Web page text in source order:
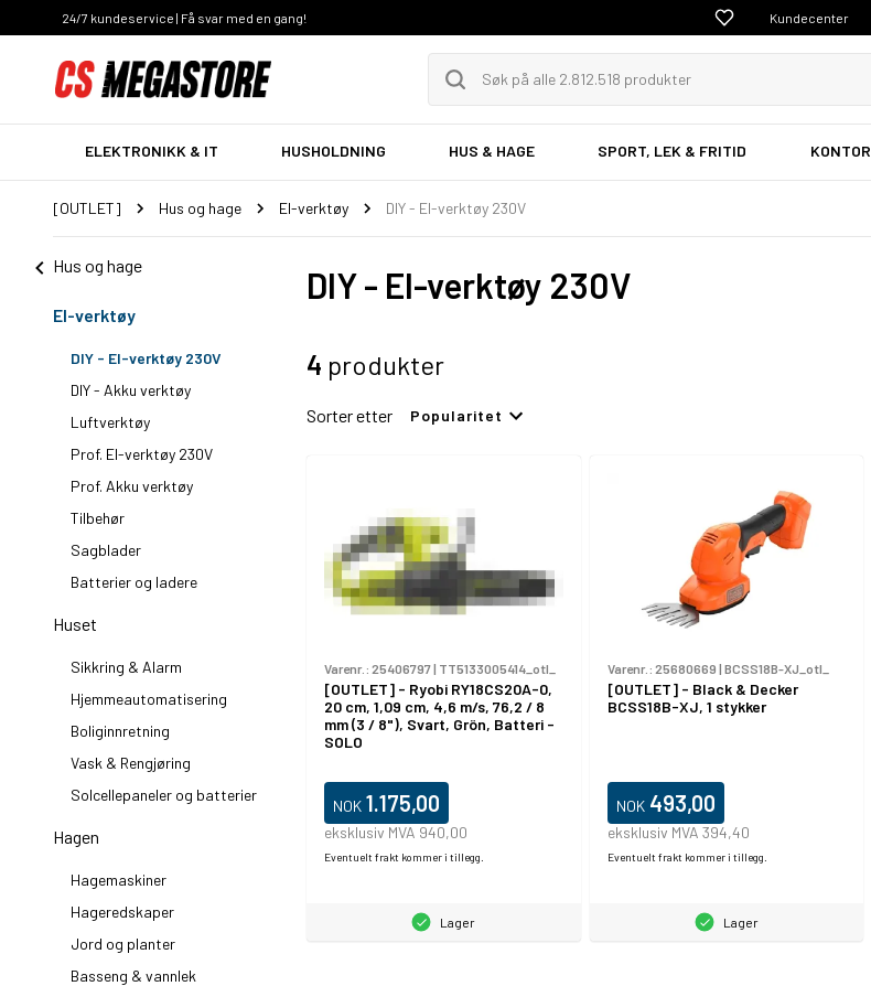
24/7 kundeservice | Få svar med en gang! Kundecenter
ELEKTRONIKK & IT HUSHOLDNING HUS & HAGE SPORT, LEK & FRITID KONTOR
[OUTLET] Hus og hage El-verktøy DIY - El-verktøy 230V
Hus og hage
El-verktøy
DIY - El-verktøy 230V
DIY - Akku verktøy
Luftverktøy
Prof. El-verktøy 230V
Prof. Akku verktøy
Tilbehør
Sagblader
Batterier og ladere
Huset
Sikkring & Alarm
Hjemmeautomatisering
Boliginnretning
Vask & Rengjøring
Solcellepaneler og batterier
Hagen
Hagemaskiner
Hageredskaper
Jord og planter
Basseng & vannlek
DIY - El-verktøy 230V
4 produkter
Sorter etter Popularitet
Varenr.: 25406797| TT5133005414_otl_
[OUTLET] - Ryobi RY18CS20A-0,
20 cm, 1,09 cm, 4,6 m/s, 76,2 / 8
mm (3 / 8"), Svart, Grön, Batteri -
SOLO
NOK 1.175,00
eksklusiv MVA 940,00
Eventuelt frakt kommer i tillegg.
Lager
Varenr.: 25680669 | BCSS18B-XJ_otl_
[OUTLET] - Black & Decker
BCSS18B-XJ, 1 stykker
NOK 493,00
eksklusiv MVA 394,40
Eventuelt frakt kommer i tillegg.
Lager